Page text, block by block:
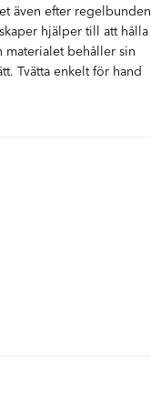
även efter regelbunden
hjälper till att hålla
behåller sin
Tvätta enkelt för hand